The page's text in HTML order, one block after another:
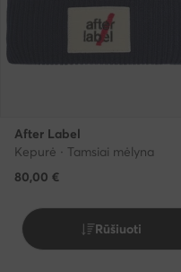
After Label
Kepurė · Tamsiai mėlyna
80,00 €
Rūšiuoti